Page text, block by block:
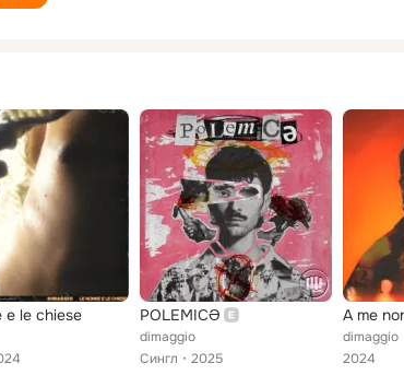
e le chiese POLEMICƏ
dimaggio
Сингл
2025
A me
dimaggio
2024